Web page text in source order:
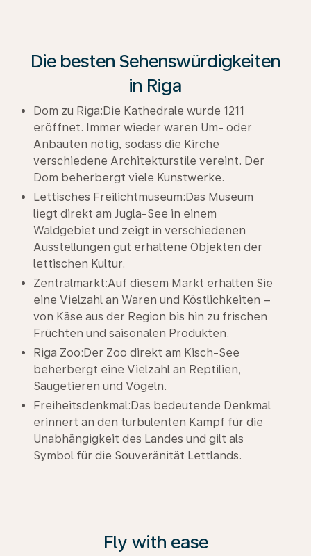
Die besten Sehenswürdigkeiten
in Riga
Dom zu Riga:Die Kathedrale wurde 1211
eröffnet. Immer wieder waren Um- oder
Anbauten nötig, sodass die Kirche
verschiedene Architekturstile vereint. Der
Dom beherbergt viele Kunstwerke.
Lettisches Freilichtmuseum:Das Museum
liegt direkt am Jugla-See in einem
Waldgebiet und zeigt in verschiedenen
Ausstellungen gut erhaltene Objekten der
lettischen Kultur.
Zentralmarkt:Auf diesem Markt erhalten Sie
eine Vielzahl an Waren und Köstlichkeiten –
von Käse aus der Region bis hin zu frischen
Früchten und saisonalen Produkten.
Riga Zoo:Der Zoo direkt am Kisch-See
beherbergt eine Vielzahl an Reptilien,
Säugetieren und Vögeln.
Freiheitsdenkmal:Das bedeutende Denkmal
erinnert an den turbulenten Kampf für die
Unabhängigkeit des Landes und gilt als
Symbol für die Souveränität Lettlands.
Fly with ease